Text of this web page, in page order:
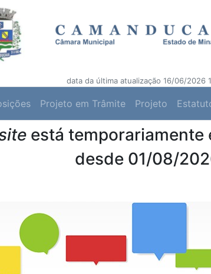
data da última atualização 16/06/2026
Projeto em Trâmite Projeto
está temporariamente
desde 01/08/